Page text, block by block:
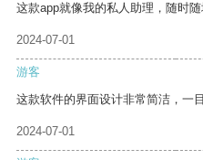
这款app就像我的私人助理，随时随
2024-07-01
游客
这款软件的界面设计非常简洁，一目
2024-07-01